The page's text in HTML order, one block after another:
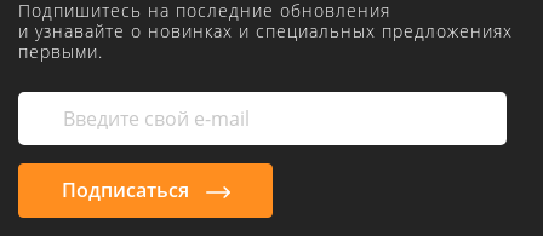
Подпишитесь на последние обновления
и узнавайте о новинках и специальных предложениях
первыми.
Подписаться